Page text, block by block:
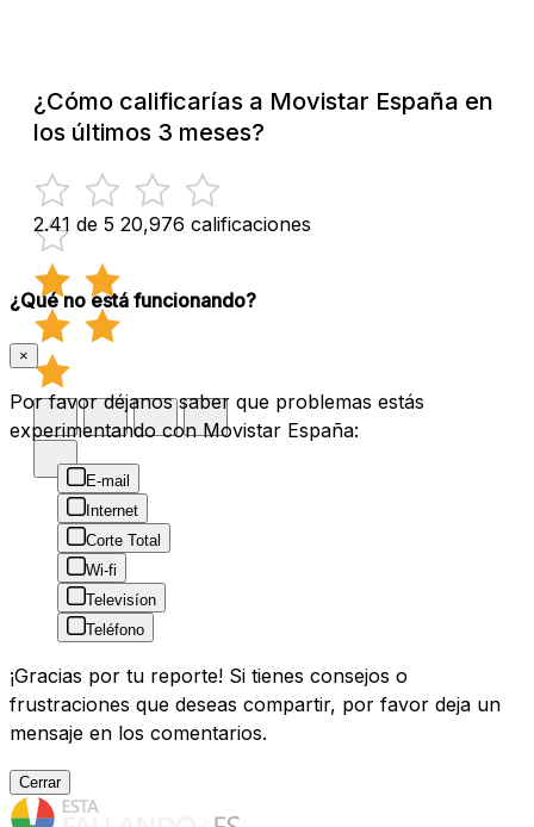
¿Cómo calificarías a Movistar España en
los últimos 3 meses?
2.41 de 5 20,976 calificaciones
¿Qué no está funcionando?
×
Por favor déjanos saber que problemas estás
experimentando con Movistar España:
E-mail
Internet
Corte Total
Wi-fi
Televisíon
Teléfono
¡Gracias por tu reporte! Si tienes consejos o
frustraciones que deseas compartir, por favor deja un
mensaje en los comentarios.
Cerrar